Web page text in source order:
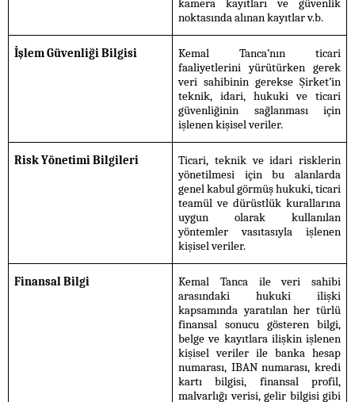
kamera kayıtları ve güvenlik
noktasında alınan kayıtlar v.b.
İşlem Güvenliği Bilgisi
Kemal Tanca’nın ticari
faaliyetlerini yürütürken gerek
veri sahibinin gerekse Şirket’in
teknik, idari, hukuki ve ticari
güvenliğinin sağlanması için
işlenen kişisel veriler.
Risk Yönetimi Bilgileri
Ticari, teknik ve idari risklerin
yönetilmesi için bu alanlarda
genel kabul görmüş hukuki, ticari
teamül ve dürüstlük kurallarına
uygun olarak kullanılan
yöntemler vasıtasıyla işlenen
kişisel veriler.
Finansal Bilgi
Kemal Tanca ile veri sahibi
arasındaki hukuki ilişki
kapsamında yaratılan her türlü
finansal sonucu gösteren bilgi,
belge ve kayıtlara ilişkin işlenen
kişisel veriler ile banka hesap
numarası, IBAN numarası, kredi
kartı bilgisi, finansal profil,
malvarlığı verisi, gelir bilgisi gibi